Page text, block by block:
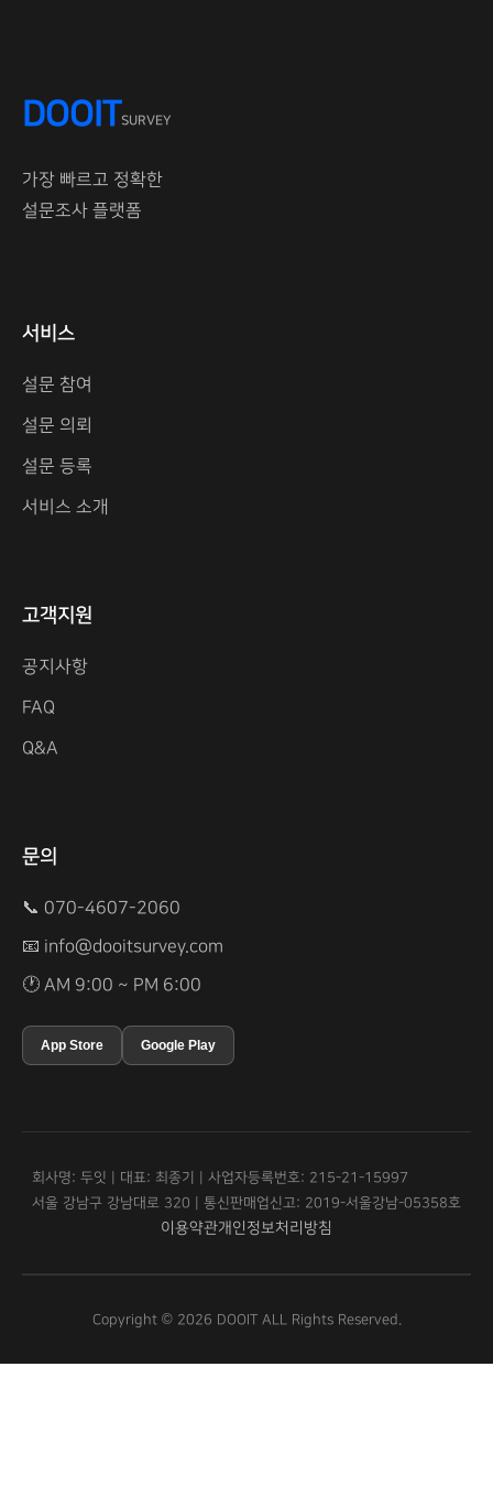
DOOITSURVEY
가장 빠르고 정확한
설문조사 플랫폼
서비스
설문 참여
설문 의뢰
설문 등록
서비스 소개
고객지원
공지사항
FAQ
Q&A
문의
📞 070-4607-2060
📧 info@dooitsurvey.com
🕐 AM 9:00 ~ PM 6:00
App Store Google Play
회사명: 두잇 | 대표: 최종기 | 사업자등록번호: 215-21-15997
서울 강남구 강남대로 320 | 통신판매업신고: 2019-서울강남-05358호
이용약관개인정보처리방침
Copyright © 2026 DOOIT ALL Rights Reserved.